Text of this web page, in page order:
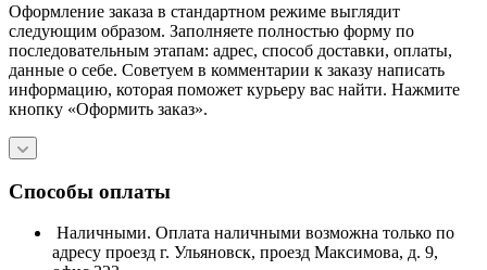
Оформление заказа в стандартном режиме выглядит
следующим образом. Заполняете полностью форму по
последовательным этапам: адрес, способ доставки, оплаты,
данные о себе. Советуем в комментарии к заказу написать
информацию, которая поможет курьеру вас найти. Нажмите
кнопку «Оформить заказ».
Способы оплаты
Наличными. Оплата наличными возможна только по
адресу проезд г. Ульяновск, проезд Максимова, д. 9,